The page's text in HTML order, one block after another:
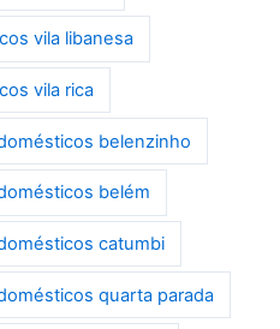
vila libanesa
vila rica
belenzinho
belém
catumbi
quarta parada